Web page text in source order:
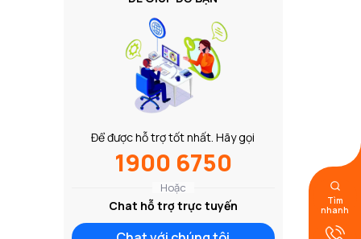
Để được hỗ trợ tốt nhất. Hãy gọi
1900 6750
Hoặc
Chat hỗ trợ trực tuyến
Tìm
nhanh